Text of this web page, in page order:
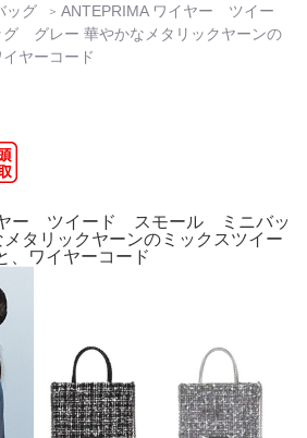
ッグ
ANTEPRIMA ワイヤー ツイー
グレー 華やかなメタリックヤーンの
ヤーコード